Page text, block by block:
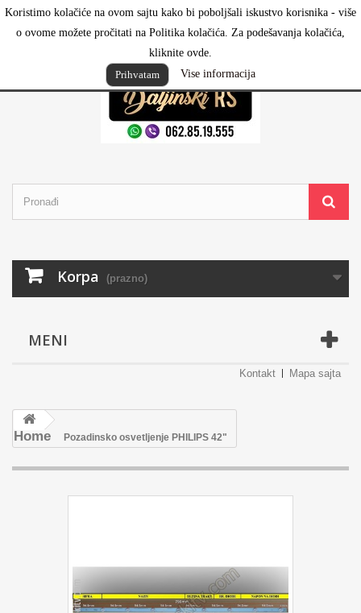
Koristimo kolačiće na ovom sajtu kako bi poboljšali iskustvo korisnika - više
o ovome možete pročitati na Politika kolačića. Za podešavanja kolačića,
kliknite ovde.
Prihvatam
Vise informacija
Prijavi se
Korpa (prazno)
MENI
Kontakt Mapa sajta
Home Pozadinsko osvetljenje PHILIPS 42"